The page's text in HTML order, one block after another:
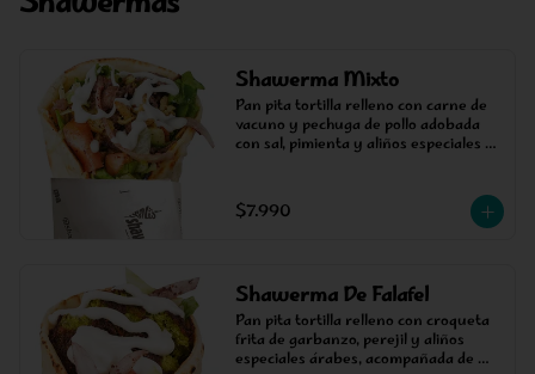
Shawerma Mixto
Pan pita tortilla relleno con carne de
vacuno y pechuga de pollo adobada
con sal, pimienta y aliños especiales
y lechuga.
$7.990
Shawerma De Falafel
Pan pita tortilla relleno con croqueta
frita de garbanzo, perejil y aliños
especiales árabes, acompañada de